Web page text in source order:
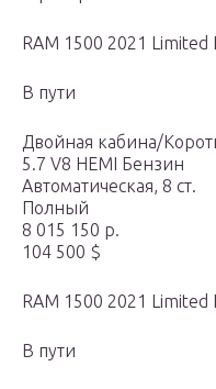
RAM 1500 2021 Limited
В пути
Двойная кабина/
5.7 V8 HEMI Бензин
Автоматическая, 8 ст.
Полный
8 015 150 р.
104 500 $
RAM 1500 2021 Limited
В пути